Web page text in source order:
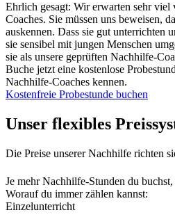
Ehrlich gesagt: Wir erwarten sehr viel
Coaches. Sie müssen uns beweisen,
auskennen. Dass sie gut unterrichten
sie sensibel mit jungen Menschen
sie als unsere geprüften Nachhilfe-
Buche jetzt eine kostenlose
Nachhilfe-Coaches kennen.
Kostenfreie Probestunde buchen
Unser flexibles
Die Preise unserer Nachhilfe richten
Je mehr Nachhilfe-Stunden du
Worauf du immer zählen kannst:
Einzelunterricht